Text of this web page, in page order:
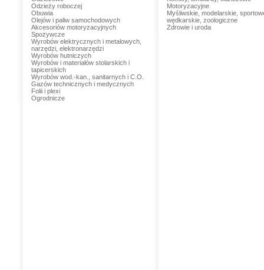
Odzieży roboczej
Obuwia
Olejów i paliw samochodowych
Akcesoriów motoryzacyjnych
Spożywcze
Wyrobów elektrycznych i metalowych,
narzędzi, elektronarzędzi
Wyrobów hutniczych
Wyrobów i materiałów stolarskich i
tapicerskich
Wyrobów wod.-kan., sanitarnych i C.O.
Gazów technicznych i medycznych
Folii i plexi
Ogrodnicze
Motoryzacyjne
Myśliwskie, modelarskie,
wędkarskie, zoologiczne
Zdrowie i uroda